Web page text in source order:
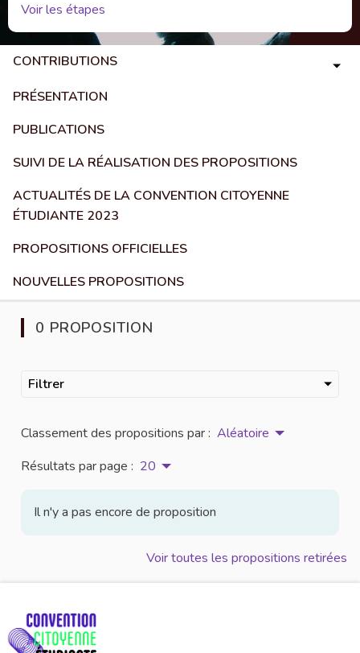
Voir les étapes
CONTRIBUTIONS
PRÉSENTATION
PUBLICATIONS
SUIVI DE LA RÉALISATION DES PROPOSITIONS
ACTUALITÉS DE LA CONVENTION CITOYENNE
ÉTUDIANTE 2023
PROPOSITIONS OFFICIELLES
NOUVELLES PROPOSITIONS
0 PROPOSITION
Filtrer
Classement des propositions par : Aléatoire
Résultats par page : 20
Il n'y a pas encore de proposition
Voir toutes les propositions retirées